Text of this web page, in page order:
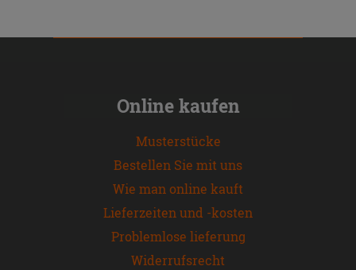
Online kaufen
Musterstücke
Bestellen Sie mit uns
Wie man online kauft
Lieferzeiten und -kosten
Problemlose lieferung
Widerrufsrecht